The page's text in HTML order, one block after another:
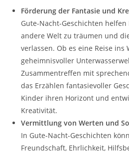
Förderung der Fantasie und
Gute-Nacht-Geschichten
andere Welt zu träumen und
verlassen. Ob es eine Reise ins
geheimnisvoller
Zusammentreffen mit
das Erzählen fantasievoller
Kinder ihren Horizont und
Kreativität.
Vermittlung von Werten und
In Gute-Nacht-Geschichten
Freundschaft, Ehrlichkeit,